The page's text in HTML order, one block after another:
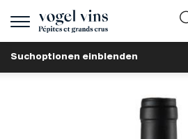
Suchoptionen einblenden
Navigation
zeigen